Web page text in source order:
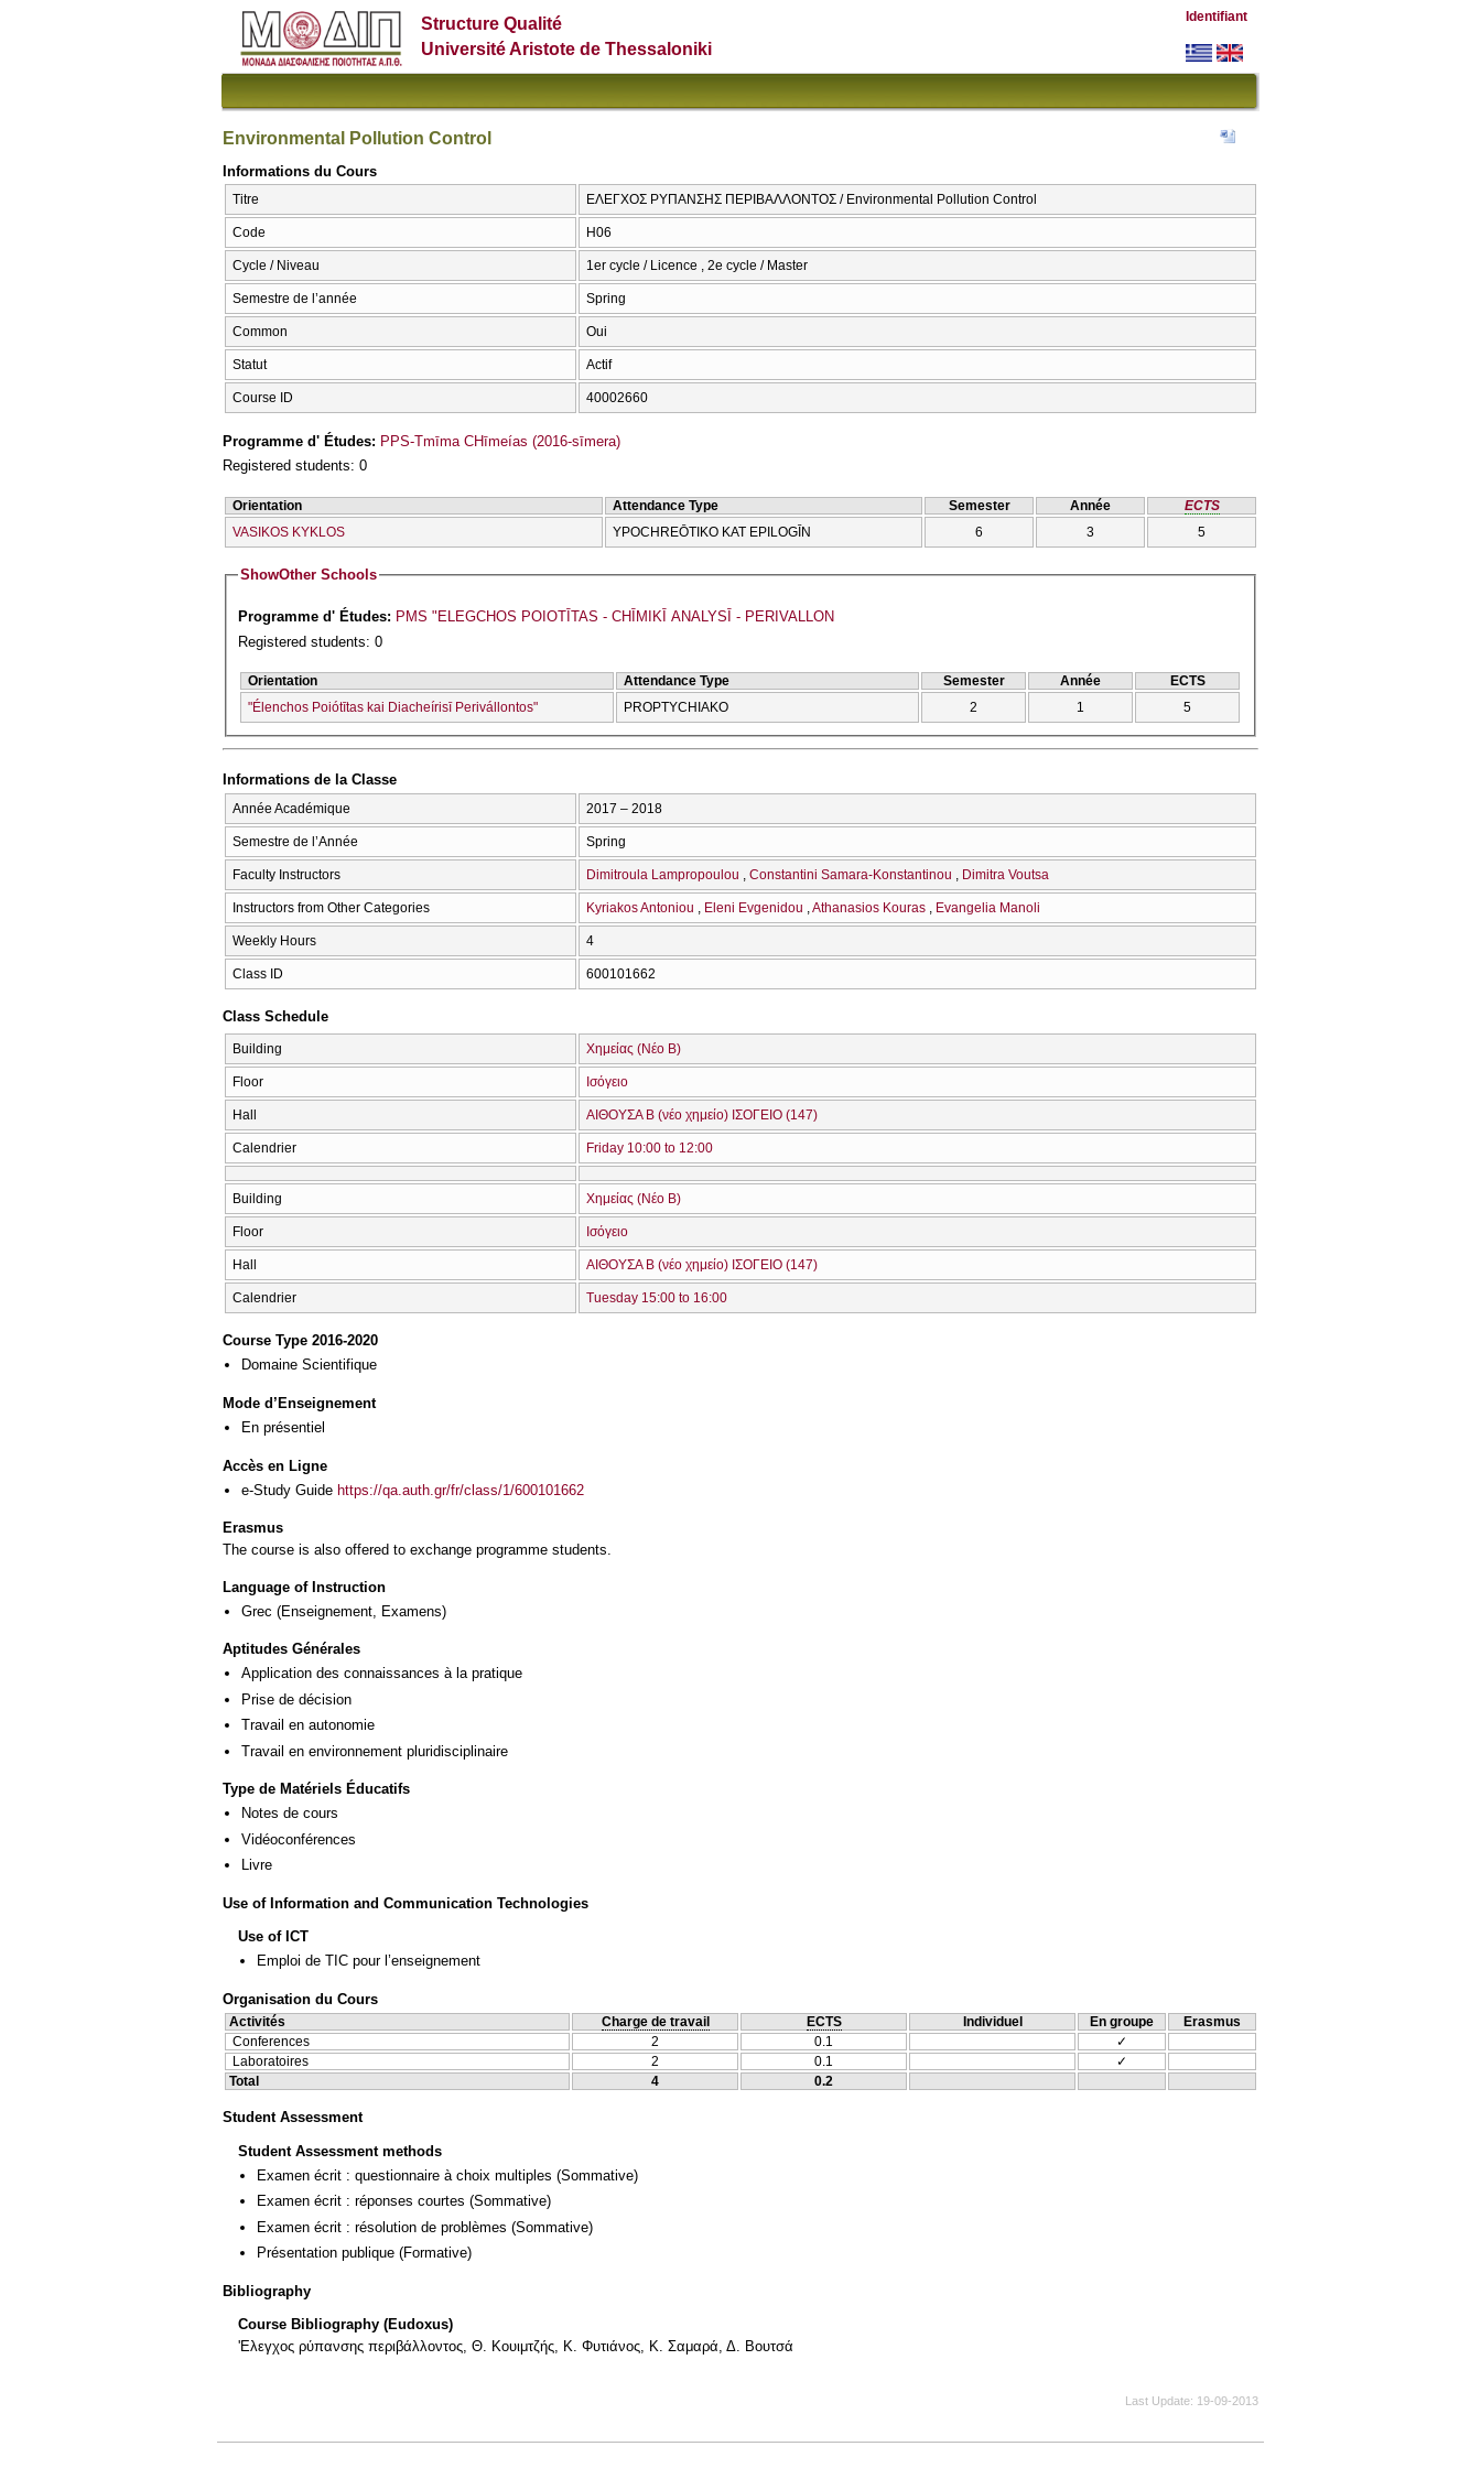
Structure Qualité
Université Aristote de Thessaloniki
Identifiant
Environmental Pollution Control
Informations du Cours
Titre ΕΛΕΓΧΟΣ ΡΥΠΑΝΣΗΣ ΠΕΡΙΒΑΛΛΟΝΤΟΣ / Environmental Pollution Control
Code Η06
Cycle / Niveau 1er cycle / Licence , 2e cycle / Master
Semestre de l’année Spring
Common Oui
Statut Actif
Course ID 40002660
Programme d' Études: PPS-Tmīma CΗīmeías (2016-sīmera)
Registered students: 0
Orientation Attendance Type Semester Année
ECTS
VASIKOS KYKLOS
YPOCΗREŌTIKO KAT EPILOGĪN 6 3 5
ShowOther Schools
Programme d' Études: PMS "ELEGCΗOS POIOTĪTAS - CΗĪMIKĪ ANALYSĪ - PERIVALLON
Registered students: 0
Orientation Attendance Type Semester Année
ECTS
"Élenchos Poiótītas kai Diacheírisī Perivállontos"
PROPTYCΗIAKO 2 1 5
Informations de la Classe
Année Académique 2017 – 2018
Semestre de l’Année Spring
Faculty Instructors Dimitroula Lampropoulou Constantini Samara-Konstantinou Dimitra Voutsa
Instructors from Other Categories Kyriakos Antoniou Eleni Evgenidou Athanasios Kouras Evangelia Manoli
Weekly Hours 4
Class ID 600101662
Class Schedule
Building Χημείας (Νέο Β)
Floor Ισόγειο
Hall ΑΙΘΟΥΣΑ Β (νέο χημείο) ΙΣΟΓΕΙΟ (147)
Calendrier Friday 10:00 to 12:00
Building Χημείας (Νέο Β)
Floor Ισόγειο
Hall ΑΙΘΟΥΣΑ Β (νέο χημείο) ΙΣΟΓΕΙΟ (147)
Calendrier Tuesday 15:00 to 16:00
Course Type 2016-2020
Domaine Scientifique
Mode d’Enseignement
En présentiel
Accès en Ligne
e-Study Guide https://qa.auth.gr/fr/class/1/600101662
Erasmus
The course is also offered to exchange programme students.
Language of Instruction
Grec (Enseignement, Examens)
Aptitudes Générales
Application des connaissances à la pratique
Prise de décision
Travail en autonomie
Travail en environnement pluridisciplinaire
Type de Matériels Éducatifs
Notes de cours
Vidéoconférences
Livre
Use of Information and Communication Technologies
Use of ICT
Emploi de TIC pour l’enseignement
Organisation du Cours
Activités Charge de travail ECTS Individuel En groupe
Erasmus
Conferences
2 0.1
✓
Laboratoires
2 0.1
✓
Total
4 0.2
Student Assessment
Student Assessment methods
Examen écrit : questionnaire à choix multiples (Sommative)
Examen écrit : réponses courtes (Sommative)
Examen écrit : résolution de problèmes (Sommative)
Présentation publique (Formative)
Bibliography
Course Bibliography (Eudoxus)
'Ελεγχος ρύπανσης περιβάλλοντος, Θ. Κουιμτζής, Κ. Φυτιάνος, Κ. Σαμαρά, Δ. Βουτσά
Last Update 19-09-2013